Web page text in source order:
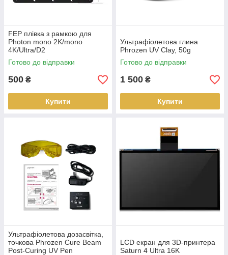
FEP плівка з рамкою для
Photon mono 2K/mono
4K/Ultra/D2
Готово до відправки
500 ₴
Купити
Ультрафіолетова глина
Phrozen UV Clay, 50g
Готово до відправки
1 500 ₴
Купити
Ультрафіолетова дозасвітка,
точкова Phrozen Cure Beam
Post-Curing UV Pen
LCD екран для 3D-принтера
Saturn 4 Ultra 16K